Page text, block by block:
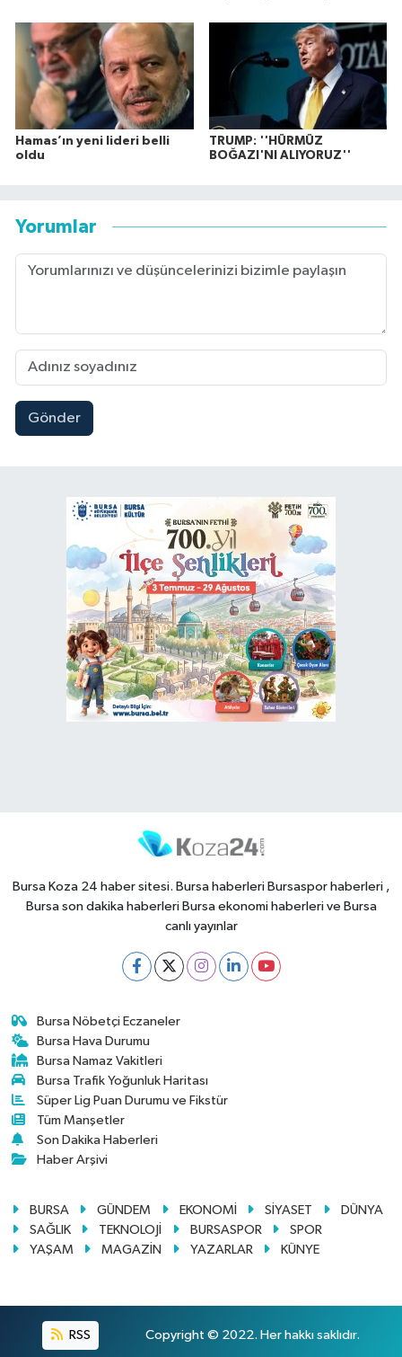
Hamas’ın yeni lideri belli
oldu
TRUMP: ''HÜRMÜZ
BOĞAZI'NI ALIYORUZ''
Yorumlar
Gönder
Bursa Koza 24 haber sitesi. Bursa haberleri Bursaspor haberleri ,
Bursa son dakika haberleri Bursa ekonomi haberleri ve Bursa
canlı yayınlar
Bursa Nöbetçi Eczaneler
Bursa Hava Durumu
Bursa Namaz Vakitleri
Bursa Trafik Yoğunluk Haritası
Süper Lig Puan Durumu ve Fikstür
Tüm Manşetler
Son Dakika Haberleri
Haber Arşivi
BURSA GÜNDEM EKONOMİ SİYASET
DÜNYA
SAĞLIK
TEKNOLOJİ BURSASPOR
SPOR
YAŞAM
MAGAZİN YAZARLAR KÜNYE
RSS Copyright © 2022. Her hakkı saklıdır.